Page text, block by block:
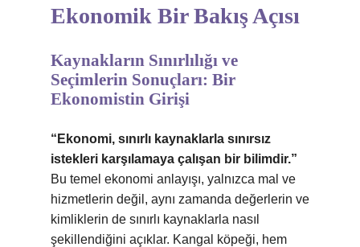
Ekonomik Bir Bakış Açısı
Kaynakların Sınırlılığı ve
Seçimlerin Sonuçları: Bir
Ekonomistin Girişi
“Ekonomi, sınırlı kaynaklarla sınırsız
istekleri karşılamaya çalışan bir bilimdir.”
Bu temel ekonomi anlayışı, yalnızca mal ve
hizmetlerin değil, aynı zamanda değerlerin ve
kimliklerin de sınırlı kaynaklarla nasıl
şekillendiğini açıklar. Kangal köpeği, hem